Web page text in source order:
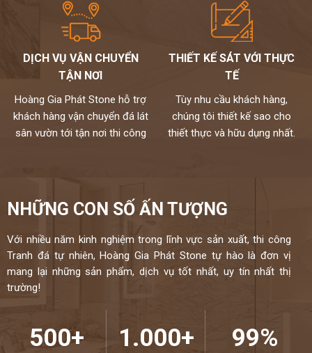
DỊCH VỤ VẬN CHUYỂN
TẬN NƠI
Hoàng Gia Phát Stone hỗ trợ
khách hàng vận chuyển đá lát
sân vườn tới tận nơi thi công
THIẾT KẾ SÁT VỚI THỰC
TẾ
Tùy nhu cầu khách hàng,
chúng tôi thiết kế sao cho
thiết thực và hữu dụng nhất.
NHỮNG CON SỐ ẤN TƯỢNG
Với nhiều năm kinh nghiệm trong lĩnh vực sản xuất, thi công
Tranh đá tự nhiên, Hoàng Gia Phát Stone tự hào là đơn vị
mang lại những sản phẩm, dịch vụ tốt nhất, uy tín nhất thị
trường!
500+ 1.000+ 99%